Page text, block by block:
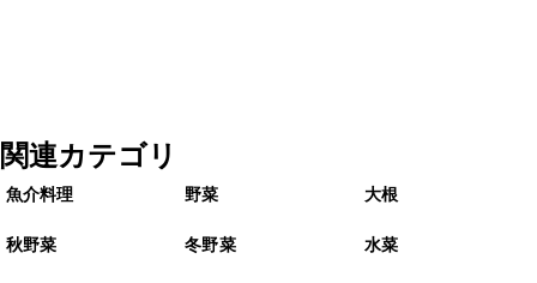
関連カテゴリ
魚介料理 野菜 大根
秋野菜 冬野菜 水菜